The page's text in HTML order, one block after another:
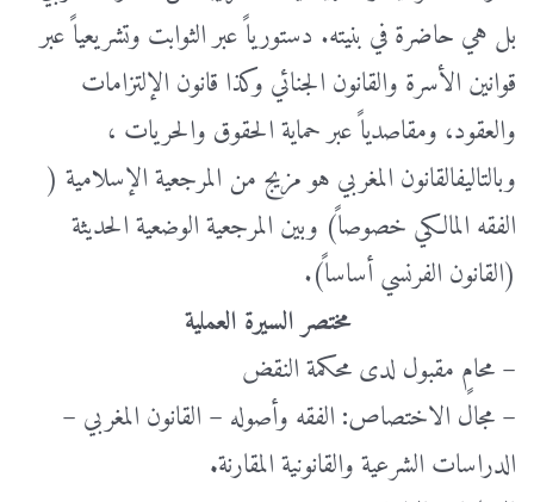
بل هي حاضرة في بنيته. دستورياً عبر الثوابت وتشريعياً عبر
قوانين الأسرة والقانون الجنائي وكذا قانون الإلتزامات
والعقود، ومقاصدياً عبر حماية الحقوق والحريات ،
وبالتاليفالقانون المغربي هو مزيج من المرجعية الإسلامية (
الفقه المالكي خصوصاً) وبين المرجعية الوضعية الحديثة
(القانون الفرنسي أساساً).
مختصر السيرة العملية
– محامٍ مقبول لدى محكمة النقض
– مجال الاختصاص: الفقه وأصوله – القانون المغربي –
الدراسات الشرعية والقانونية المقارنة.